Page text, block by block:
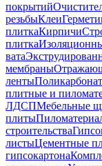
покрытий
резьбыКлеи
плиткаКирпичи
плитка
вата
мембраны
лентыПоликарбонат
плитные и
ЛДСПМебельные
плиты
строительства
листыЦементные
гипсокартона